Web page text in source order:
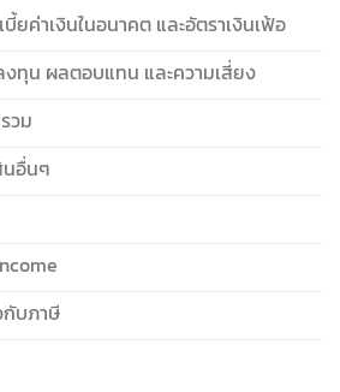
ยค่าเงินในอนาคต และอัตราเงินเฟ้อ
งทุน ผลตอบแทน และความเสี่ยง
วม
อื่นๆ
กับภาษี